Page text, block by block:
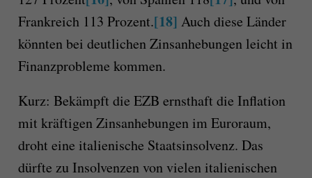
Frankreich 113 Prozent.[18] Auch diese Länder
könnten bei deutlichen Zinsanhebungen leicht in
Finanzprobleme kommen.
Kurz: Bekämpft die EZB ernsthaft die Inflation
mit kräftigen Zinsanhebungen im Euroraum,
droht eine italienische Staatsinsolvenz. Das
dürfte zu Insolvenzen von vielen italienischen